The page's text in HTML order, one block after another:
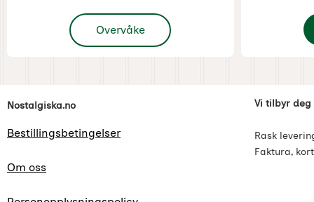
Overvåke
, Disney Jul - Andeborgere på høy
Footer-innhold Blandet informasjon og
Nostalgiska.no
Bestillingsbetingelser
Om oss
Vi tilbyr deg
Rask
Faktura,